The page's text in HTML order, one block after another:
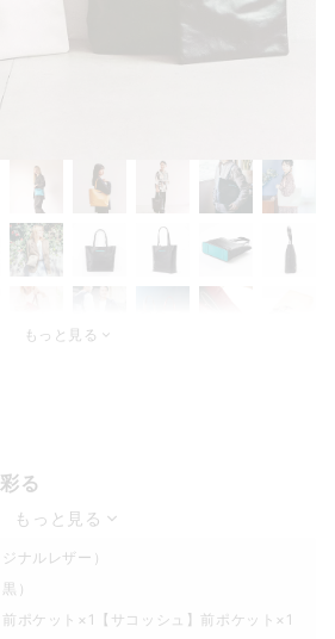
もっと見る
る
もっと見る
ナルレザー）
）
前ポケット×1【サコッシュ】前ポケット×1